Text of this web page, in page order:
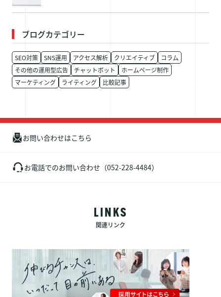
ブログカテゴリー
SEO対策 SNS運用 アクセス解析 クリエイティブ
コラム
その他の運用型広告
チャットボット
ホームページ制作
マーケティング
ライティング 比較記事
お問い合わせはこちら
お電話でのお問い合わせ（052-228-4484）
LINKS
関連リンク